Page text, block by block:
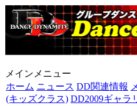
メインメニュー
ホーム ニュース DD関連情報
(キッズクラス) DD2009ギャラ